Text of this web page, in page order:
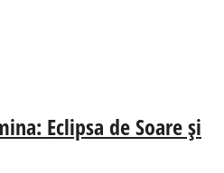
Eclipsa de Soare și